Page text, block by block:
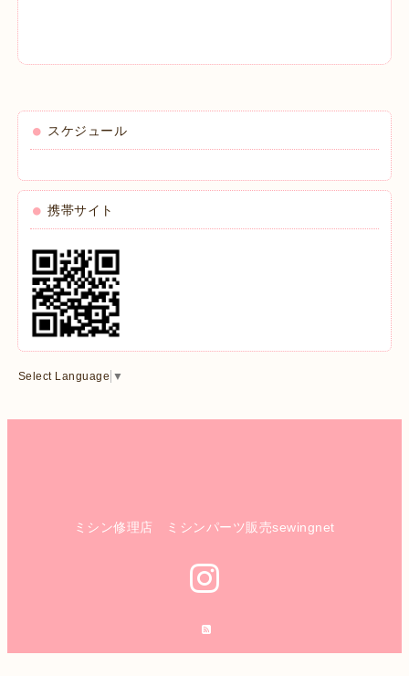
スケジュール
携帯サイト
Select Language ▼
ミシン修理店 ミシンパーツ販売sewingnet